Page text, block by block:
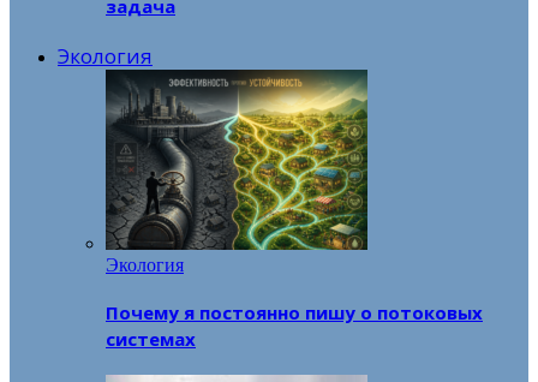
задача
Экология
Экология
Почему я постоянно пишу о потоковых
системах